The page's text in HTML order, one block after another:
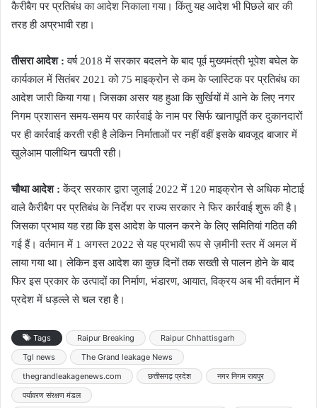
कैरीबैग पर प्रतिबंध का आदेश निकाला गया। किंतु यह आदेश भी पिछले बार की
तरह ही अप्रभावी रहा।
तीसरा आदेश : वर्ष 2018 में सरकार बदलने के बाद पूर्व मुख्यमंत्री भूपेश बघेल के
कार्यकाल में सितंबर 2021 को 75 माइक्रोन से कम के प्लास्टिक पर प्रतिबंध का
आदेश जारी किया गया। जिसका असर यह हुआ कि सुर्खियों में आने के लिए नगर
निगम प्रशासन समय-समय पर कार्रवाई के नाम पर सिर्फ खानापूर्ति कर दुकानदारों
पर ही कार्रवाई करती रही है लेकिन निर्माताओं पर नहीं वहीं इसके बावजूद बाजार में
खुलेआम पालीथिन खपती रही।
चौथा आदेश : केंद्र सरकार द्वाराजुलाई 2022 में 120 माइक्रोन से अधिक मोटाई
वाले कैरीबैग पर प्रतिबंध के निर्देश पर राज्य सरकार ने फिर कार्रवाई शुरू की है।
जिसका प्रभाव यह रहा कि इस आदेश के पालन करने के लिए समितियां गठित की
गई हैं। वर्तमान में 1 अगस्त 2022 से यह प्रभावी रूप से ज़मीनी स्तर में अमल में
लाया गया था। लेकिन इस आदेश का कुछ दिनों तक सख्ती से पालन होने के बाद
फिर इस प्रकार के उत्पादों का निर्माण, भंडारण, आयात, विक्रय अब भी वर्तमान में
प्रदेश में धड़ल्ले से चल रहा है।
Tags Raipur Breaking
Raipur Chhattisgarh
Tgl news
The Grand leakage News
thegrandleakagenews.com
छत्तीसगढ़ प्रदेश
नगर निगम रायपुर
पर्यावरण संरक्षण मंडल